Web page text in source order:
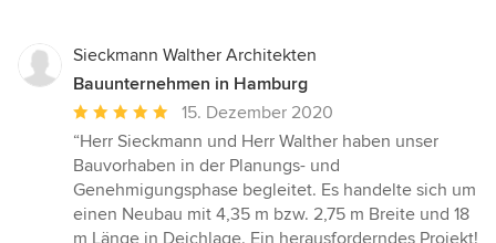
Sieckmann Walther Architekten
Bauunternehmen in Hamburg
Durchschnittliche
Bewertung:
5
von
5
Sternen
15. Dezember 2020
“Herr Sieckmann und Herr Walther haben unser
Bauvorhaben in der Planungs- und
Genehmigungsphase begleitet. Es handelte sich um
einen Neubau mit 4,35 m bzw. 2,75 m Breite und 18